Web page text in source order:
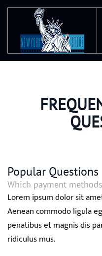
Ir al contenido principal
Popular Questions
Which payment
Lorem ipsum dolor sit
Aenean commodo ligula
penatibus et magnis dis
ridiculus mus.